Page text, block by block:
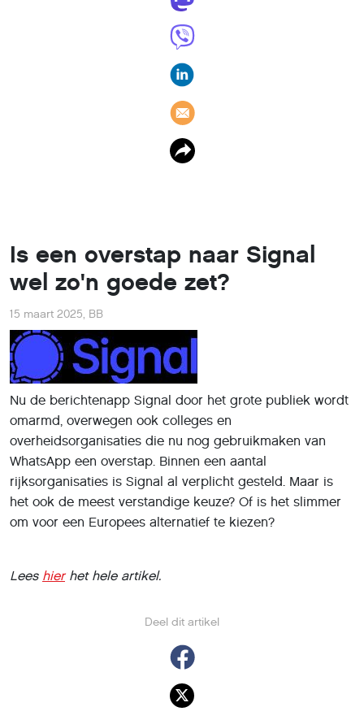
Is een overstap naar Signal
wel zo'n goede zet?
Deel dit artikel
15 maart 2025, BB
Nu de berichtenapp Signal door het grote publiek wordt
omarmd, overwegen ook colleges en
overheidsorganisaties die nu nog gebruikmaken van
WhatsApp een overstap. Binnen een aantal
rijksorganisaties is Signal al verplicht gesteld. Maar is
het ook de meest verstandige keuze? Of is het slimmer
om voor een Europees alternatief te kiezen?
Lees hierhet hele artikel.